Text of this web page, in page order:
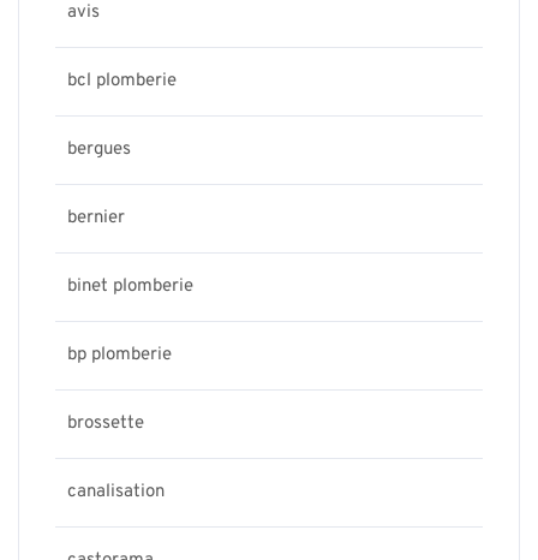
avis
bcl plomberie
bergues
bernier
binet plomberie
bp plomberie
brossette
canalisation